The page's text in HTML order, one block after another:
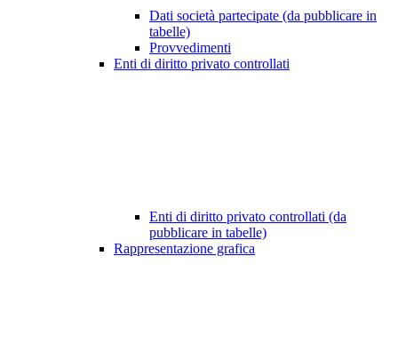
Dati società partecipate (da pubblicare in
tabelle)
Provvedimenti
Enti di diritto privato controllati
Enti di diritto privato controllati (da
pubblicare in tabelle)
Rappresentazione grafica